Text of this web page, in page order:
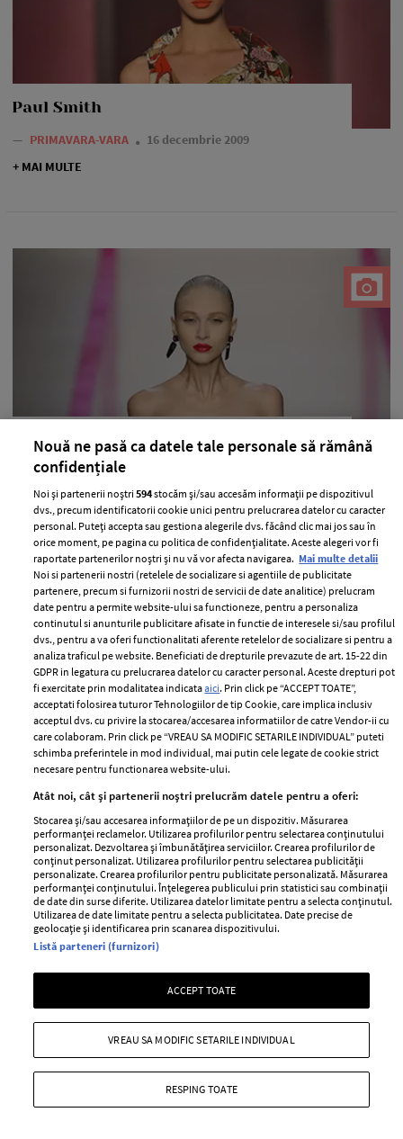
Paul Smith
— PRIMAVARA-VARA
16 decembrie 2009
+ MAI MULTE
Emanuel Ungaro
PRIMAVARA-VARA
+ MAI MULTE
Cacharel
PRIMAVARA-VARA
16 decembrie 2009
+ MAI MULTE
Show-ul YSL primavara-vara 2010
Nouă ne pasă ca datele tale personale să rămână
confidențiale
Noi și partenerii noștri594stocăm și/sau accesăm informații pe dispozitivul
dvs., precum identificatorii cookie unici pentru prelucrarea datelor cu caracter
personal. Puteți accepta sau gestiona alegerile dvs. făcând clic mai jos sau în
orice moment, pe pagina cu politica de confidențialitate. Aceste alegeri vor fi
raportate partenerilor noștri și nu vă vor afecta navigarea. Mai multe detalii
Noi si partenerii nostri (retelele de socializare si agentiile de publicitate
partenere, precum si furnizorii nostri de servicii de date analitice) prelucram
date pentru a permite website-ului sa functioneze, pentru a personaliza
continutul si anunturile publicitare afisate in functie de interesele si/sau profilul
dvs., pentru a va oferi functionalitati aferente retelelor de socializare si pentru a
analiza traficul pe website. Beneficiati de drepturile prevazute de art. 15-22 din
GDPR in legatura cu prelucrarea datelor cu caracter personal. Aceste drepturi pot
fi exercitate prin modalitatea indicataaici. Prin click pe “ACCEPT TOATE”,
acceptati folosirea tuturor Tehnologiilor de tip Cookie, care implica inclusiv
acceptul dvs. cu privire la stocarea/accesarea informatiilor de catre Vendor-ii cu
care colaboram. Prin click pe “VREAU SA MODIFIC SETARILE INDIVIDUAL” puteti
schimba preferintele in mod individual, mai putin cele legate de cookie strict
necesare pentru functionarea website-ului.
Atât noi, cât și partenerii noștri prelucrăm datele pentru a oferi:
Stocarea și/sau accesarea informațiilor de pe un dispozitiv. Măsurarea
performanței reclamelor. Utilizarea profilurilor pentru selectarea conținutului
personalizat. Dezvoltarea și îmbunătățirea serviciilor. Crearea profilurilor de
conținut personalizat. Utilizarea profilurilor pentru selectarea publicității
personalizate. Crearea profilurilor pentru publicitate personalizată. Măsurarea
performanței conținutului. Înțelegerea publicului prin statistici sau combinații
de date din surse diferite. Utilizarea datelor limitate pentru a selecta conținutul.
Utilizarea de date limitate pentru a selecta publicitatea. Date precise de
geolocație și identificarea prin scanarea dispozitivului.
Listă parteneri (furnizori)
ACCEPT TOATE
RESPING TOATE
VREAU SA MODIFIC SETARILE INDIVIDUAL